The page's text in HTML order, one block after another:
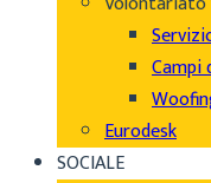
Campi
Eurodesk
SOCIALE